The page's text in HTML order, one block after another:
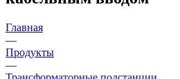
Главная
—
Продукты
—